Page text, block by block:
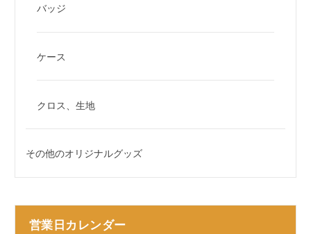
バッジ
ケース
クロス、生地
その他のオリジナルグッズ
営業日カレンダー